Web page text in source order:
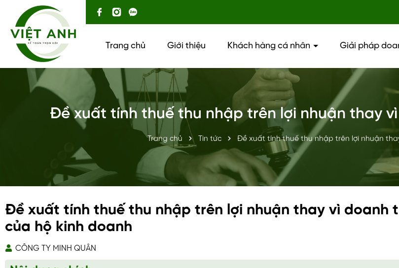
Trang chủ Giới thiệu Khách hàng cá nhân Giải pháp
Đề xuất tính thuế thu nhập trên lợi nhuận thay
Trang chủ Tin tức Đề xuất tính thuế thu nhập trên lợi nhuận
Đề xuất tính thuế thu nhập trên lợi nhuận thay vì doanh
của hộ kinh doanh
CÔNG TY MINH QUÂN